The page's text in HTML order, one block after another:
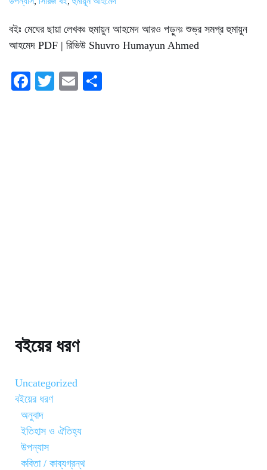
বইঃ মেঘের ছায়া লেখকঃ হুমায়ুন আহমেদ আরও পড়ুনঃ শুভ্র সমগ্র হুমায়ুন
আহমেদ PDF | রিভিউ Shuvro Humayun Ahmed
Fa T
E
বইয়ের ধরণ
Uncategorized
বইয়ের ধরণ
অনুবাদ
ইতিহাস ও ঐতিহ্য
উপন্যাস
কবিতা / কাব্যগ্রন্থ